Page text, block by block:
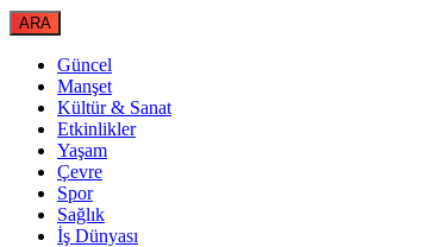
Güncel
Manşet
Kültür & Sanat
Etkinlikler
Yaşam
Çevre
Spor
Sağlık
İş Dünyası